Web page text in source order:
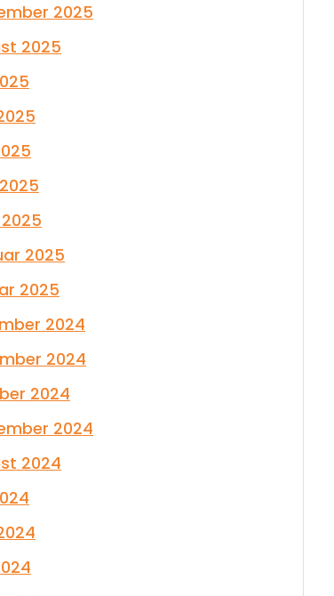
2025
2025
2025
2025
2024
2024
2024
2024
2024